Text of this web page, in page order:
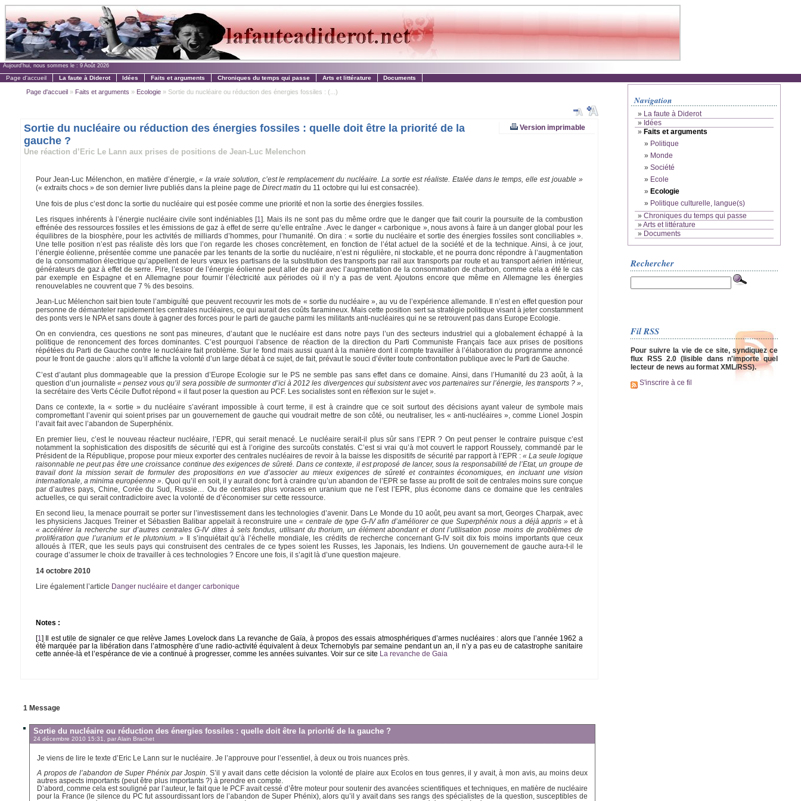
Aujourd'hui, nous sommes le : 9 Août 2026
Page d'accueil La faute à Diderot Idées Faits et arguments Chroniques du temps qui passe Arts et littérature Documents
Page d'accueil» Faits et arguments » Ecologie» Sortie du nucléaire ou réduction des énergies fossiles : (...)
Version imprimable
Sortie du nucléaire ou réduction des énergies fossiles : quelle doit être la priorité de la
gauche ?
Une réaction d’Eric Le Lann aux prises de positions de Jean-Luc Melenchon
Pour Jean-Luc Mélenchon, en matière d’énergie, « la vraie solution, c’est le remplacement du nucléaire. La sortie est réaliste. Etalée dans le temps, elle est jouable »
(« extraits chocs » de son dernier livre publiés dans la pleine page de Direct matin du 11 octobre qui lui est consacrée).
Une fois de plus c’est donc la sortie du nucléaire qui est posée comme une priorité et non la sortie des énergies fossiles.
Les risques inhérents à l’énergie nucléaire civile sont indéniables[1 ]. Mais ils ne sont pas du même ordre que le danger que fait courir la poursuite de la combustion
effrénée des ressources fossiles et les émissions de gaz à effet de serre qu’elle entraîne . Avec le danger « carbonique », nous avons à faire à un danger global pour les
équilibres de la biosphère, pour les activités de milliards d’hommes, pour l’humanité. On dira : « sortie du nucléaire et sortie des énergies fossiles sont conciliables ».
Une telle position n’est pas réaliste dès lors que l’on regarde les choses concrètement, en fonction de l’état actuel de la société et de la technique. Ainsi, à ce jour,
l’énergie éolienne, présentée comme une panacée par les tenants de la sortie du nucléaire, n’est ni régulière, ni stockable, et ne pourra donc répondre à l’augmentation
de la consommation électrique qu’appellent de leurs vœux les partisans de la substitution des transports par rail aux transports par route et au transport aérien intérieur,
générateurs de gaz à effet de serre. Pire, l’essor de l’énergie éolienne peut aller de pair avec l’augmentation de la consommation de charbon, comme cela a été le cas
par exemple en Espagne et en Allemagne pour fournir l’électricité aux périodes où il n’y a pas de vent. Ajoutons encore que même en Allemagne les énergies
renouvelables ne couvrent que 7 % des besoins.
Jean-Luc Mélenchon sait bien toute l’ambiguïté que peuvent recouvrir les mots de « sortie du nucléaire », au vu de l’expérience allemande. Il n’est en effet question pour
personne de démanteler rapidement les centrales nucléaires, ce qui aurait des coûts faramineux. Mais cette position sert sa stratégie politique visant à jeter constamment
des ponts vers le NPA et sans doute à gagner des forces pour le parti de gauche parmi les militants anti-nucléaires qui ne se retrouvent pas dans Europe Ecologie.
On en conviendra, ces questions ne sont pas mineures, d’autant que le nucléaire est dans notre pays l’un des secteurs industriel qui a globalement échappé à la
politique de renoncement des forces dominantes. C’est pourquoi l’absence de réaction de la direction du Parti Communiste Français face aux prises de positions
répétées du Parti de Gauche contre le nucléaire fait problème. Sur le fond mais aussi quant à la manière dont il compte travailler à l’élaboration du programme annoncé
pour le front de gauche : alors qu’il affiche la volonté d’un large débat à ce sujet, de fait, prévaut le souci d’éviter toute confrontation publique avec le Parti de Gauche.
C’est d’autant plus dommageable que la pression d’Europe Ecologie sur le PS ne semble pas sans effet dans ce domaine. Ainsi, dans l’Humanité du 23 août, à la
question d’un journaliste « pensez vous qu’il sera possible de surmonter d’ici à 2012 les divergences qui subsistent avec vos partenaires sur l’énergie, les transports ? »,
la secrétaire des Verts Cécile Duflot répond « il faut poser la question au PCF. Les socialistes sont en réflexion sur le sujet ».
Dans ce contexte, la « sortie » du nucléaire s’avérant impossible à court terme, il est à craindre que ce soit surtout des décisions ayant valeur de symbole mais
compromettant l’avenir qui soient prises par un gouvernement de gauche qui voudrait mettre de son côté, ou neutraliser, les « anti-nucléaires », comme Lionel Jospin
l’avait fait avec l’abandon de Superphénix.
En premier lieu, c’est le nouveau réacteur nucléaire, l’EPR, qui serait menacé. Le nucléaire serait-il plus sûr sans l’EPR ? On peut penser le contraire puisque c’est
notamment la sophistication des dispositifs de sécurité qui est à l’origine des surcoûts constatés. C’est si vrai qu’à mot couvert le rapport Roussely, commandé par le
Président de la République, propose pour mieux exporter des centrales nucléaires de revoir à la baisse les dispositifs de sécurité par rapport à l’EPR :« La seule logique
raisonnable ne peut pas être une croissance continue des exigences de sûreté. Dans ce contexte, il est proposé de lancer, sous la responsabilité de l’Etat, un groupe de
travail dont la mission serait de formuler des propositions en vue d’associer au mieux exigences de sûreté et contraintes économiques, en incluant une vision
internationale, a minima européenne ». Quoi qu’il en soit, il y aurait donc fort à craindre qu’un abandon de l’EPR se fasse au profit de soit de centrales moins sure conçue
par d’autres pays, Chine, Corée du Sud, Russie… Ou de centrales plus voraces en uranium que ne l’est l’EPR, plus économe dans ce domaine que les centrales
actuelles, ce qui serait contradictoire avec la volonté de d’économiser sur cette ressource.
En second lieu, la menace pourrait se porter sur l’investissement dans les technologies d’avenir. Dans Le Monde du 10 août, peu avant sa mort, Georges Charpak, avec
les physiciens Jacques Treiner et Sébastien Balibar appelait à reconstruire une« centrale de type G-IV afin d’améliorer ce que Superphénix nous a déjà appris » et à
« accélérer la recherche sur d’autres centrales G-IV dites à sels fondus, utilisant du thorium, un élément abondant et dont l’utilisation pose moins de problèmes de
prolifération que l’uranium et le plutonium. » Il s’inquiétait qu’à l’échelle mondiale, les crédits de recherche concernant G-IV soit dix fois moins importants que ceux
alloués à ITER, que les seuls pays qui construisent des centrales de ce types soient les Russes, les Japonais, les Indiens. Un gouvernement de gauche aura-t-il le
courage d’assumer le choix de travailler à ces technologies ? Encore une fois, il s’agit là d’une question majeure.
14 octobre 2010
Lire également l’article Danger nucléaire et danger carbonique
Notes :
[1 ] Il est utile de signaler ce que relève James Lovelock dans La revanche de Gaïa, à propos des essais atmosphériques d’armes nucléaires : alors que l’année 1962 a
été marquée par la libération dans l’atmosphère d’une radio-activité équivalent à deux Tchernobyls par semaine pendant un an, il n’y a pas eu de catastrophe sanitaire
cette année-là et l’espérance de vie a continué à progresser, comme les années suivantes. Voir sur ce site La revanche de Gaia
1 Message
Sortie du nucléaire ou réduction des énergies fossiles : quelle doit être la priorité de la gauche ?
24 décembre 2010 15:31, parAlain Brachet
Je viens de lire le texte d’Eric Le Lann sur le nucléaire. Je l’approuve pour l’essentiel, à deux ou trois nuances près.
A propos de l’abandon de Super Phénix par Jospin
. S’il y avait dans cette décision la volonté de plaire aux Ecolos en tous genres, il y avait, à mon avis, au moins deux
autres aspects importants (peut être plus importants ?) à prendre en compte.
D’abord, comme cela est souligné par l’auteur, le fait que le PCF avait cessé d’être moteur pour soutenir des avancées scientifiques et techniques, en matière de nucléaire
pour la France (le silence du PC fut assourdissant lors de l’abandon de Super Phénix), alors qu’il y avait dans ses rangs des spécialistes de la question, susceptibles de
Navigation
» La faute à Diderot
» Idées
» Faits et arguments
» Politique
» Monde
» Société
» Ecole
» Ecologie
» Politique culturelle, langue(s)
» Chroniques du temps qui passe
»Arts et littérature
» Documents
Rechercher
Fil RSS
Pour suivre la vie de ce site, syndiquez ce
flux RSS 2.0 (lisible dans n'importe quel
lecteur de news au format XML/RSS).
S'inscrire à ce fil